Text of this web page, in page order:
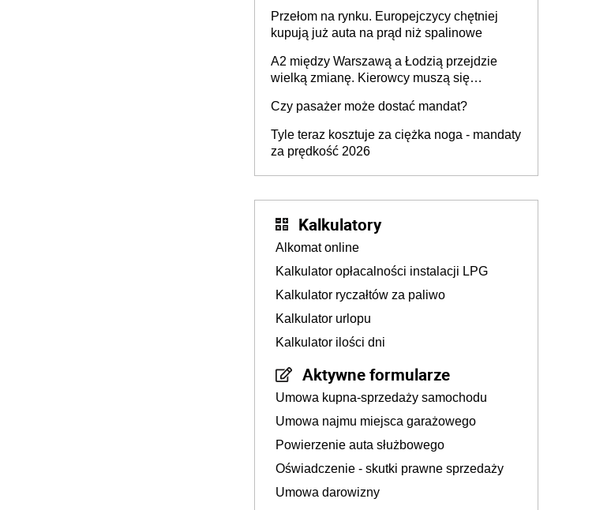
Przełom na rynku. Europejczycy chętniej
kupują już auta na prąd niż spalinowe
A2 między Warszawą a Łodzią przejdzie
wielką zmianę. Kierowcy muszą się
Czy pasażer może dostać mandat?
Tyle teraz kosztuje za ciężka noga - mandaty
za prędkość 2026
Kalkulatory
Alkomat online
Kalkulator opłacalności instalacji LPG
Kalkulator ryczałtów za paliwo
Kalkulator urlopu
Kalkulator ilości dni
Aktywne formularze
Umowa kupna-sprzedaży samochodu
Umowa najmu miejsca garażowego
Powierzenie auta służbowego
Oświadczenie - skutki prawne sprzedaży
Umowa darowizny